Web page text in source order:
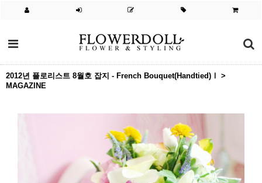
2012년 플로리스트 8월호 잡지 - French Bouquet(Handtied)Ⅰ >
MAGAZINE